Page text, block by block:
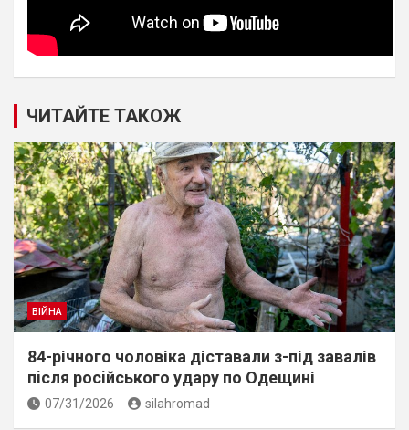
ЧИТАЙТЕ ТАКОЖ
ВІЙНА
84-річного чоловіка діставали з-під завалів
пiсля росiйського удару по Одещині
07/31/2026 silahromad